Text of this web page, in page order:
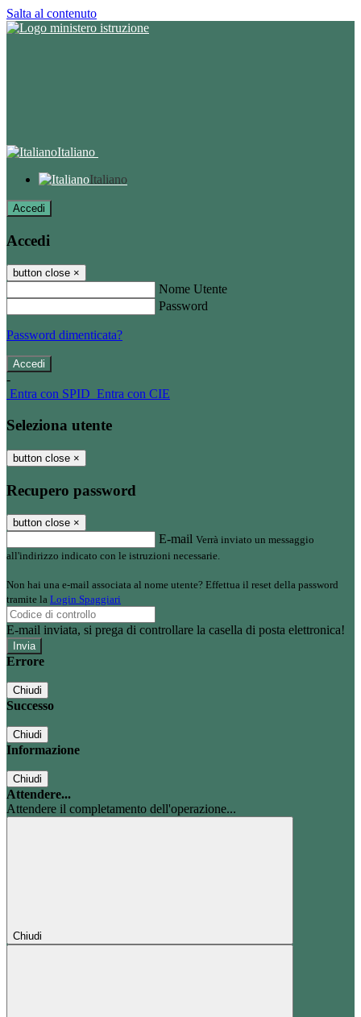
Salta al contenuto
Italiano
Italiano
Accedi
Accedi
button close ×
Nome Utente
Password
Password dimenticata?
-
Entra con SPID Entra con CIE
Seleziona utente
button close ×
Recupero password
button close ×
E-mail Verrà inviato un messaggio
all'indirizzo indicato con le istruzioni necessarie.
Non hai una e-mail associata al nome utente? Effettua il reset della password
tramite la Login Spaggiari
E-mail inviata, si prega di controllare la casella di posta elettronica!
Errore
Chiudi
Successo
Chiudi
Informazione
Chiudi
Attendere...
Attendere il completamento dell'operazione...
Chiudi